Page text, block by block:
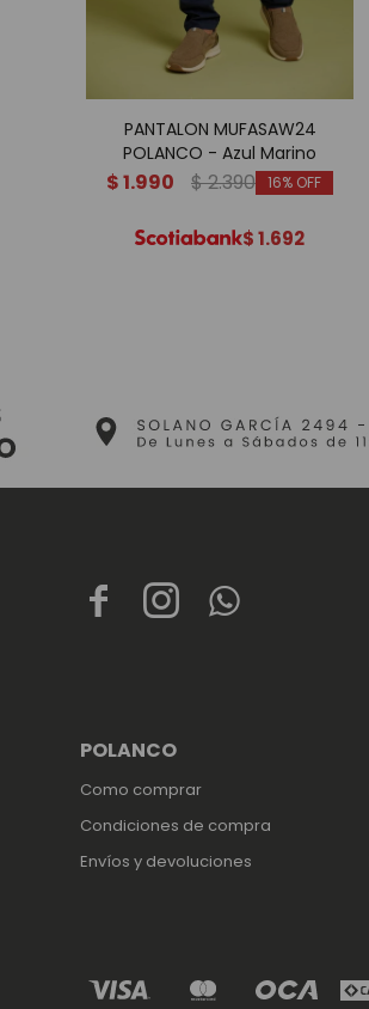
PANTALON MUFASAW24
POLANCO - Azul Marino
$1.990 $2.390 16
$1.692
  
POLANCO
Como comprar
Condiciones de compra
Envíos y devoluciones